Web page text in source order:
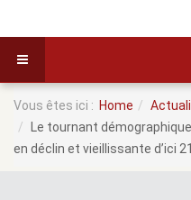
Vous êtes ici : Home
Le tournant
en déclin et vieillissante d’ici